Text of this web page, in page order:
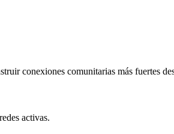
conexiones comunitarias más fuertes
activas.